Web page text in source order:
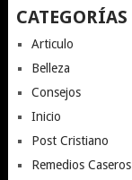
CATEGORÍAS
Articulo
Belleza
Consejos
Inicio
Post Cristiano
Remedios Caseros